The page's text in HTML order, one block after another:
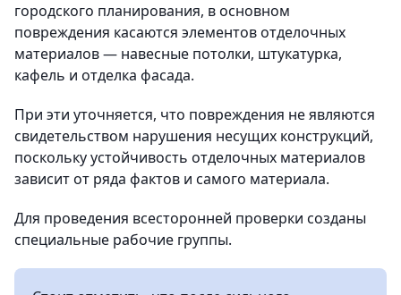
городского планирования, в основном
повреждения касаются элементов отделочных
материалов — навесные потолки, штукатурка,
кафель и отделка фасада.
При эти уточняется, что повреждения не являются
свидетельством нарушения несущих конструкций,
поскольку устойчивость отделочных материалов
зависит от ряда фактов и самого материала.
Для проведения всесторонней проверки созданы
специальные рабочие группы.